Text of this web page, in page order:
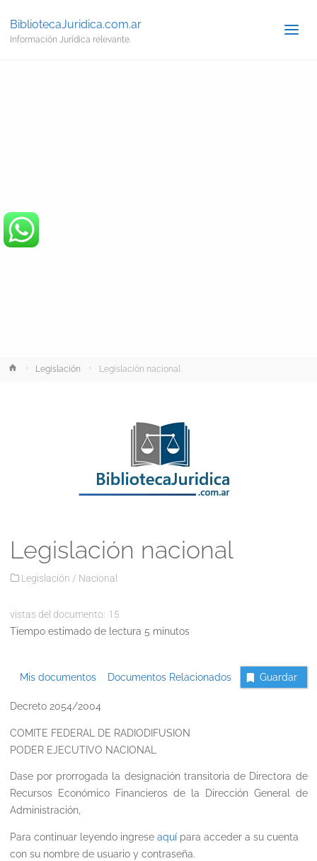
BibliotecaJuridica.com.ar
Información Jurídica relevante.
InicioLegislación Legislación nacional
Legislación nacional
Legislación / Nacional
vistas del documento: 15
Tiempo estimado de lectura 5 minutos
Mis documentos Documentos Relacionados Guardar
Decreto 2054/2004
COMITE FEDERAL DE RADIODIFUSION
PODER EJECUTIVO NACIONAL
Dase por prorrogada la designación transitoria de Directora de
Recursos Económico Financieros de la Dirección General de
Administración,
Para continuar leyendo ingrese aquípara acceder a su cuenta
con su nombre de usuario y contraseña.